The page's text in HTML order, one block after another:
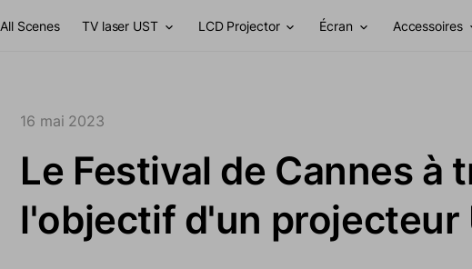
All Scenes TV laser UST LCD Projector Écran Accessoires
16 mai 2023
Le Festival de Cannes à
l'objectif d'un projecteur